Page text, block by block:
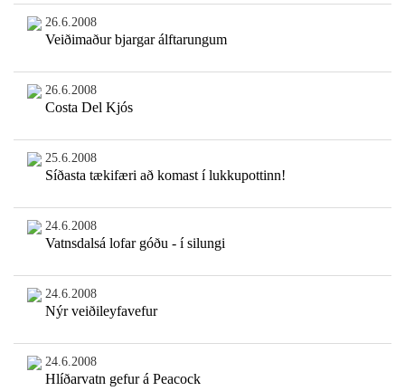
26.6.2008
Veiðimaður bjargar álftarungum
26.6.2008
Costa Del Kjós
25.6.2008
Síðasta tækifæri að komast í lukkupottinn!
24.6.2008
Vatnsdalsá lofar góðu - í silungi
24.6.2008
Nýr veiðileyfavefur
24.6.2008
Hlíðarvatn gefur á Peacock